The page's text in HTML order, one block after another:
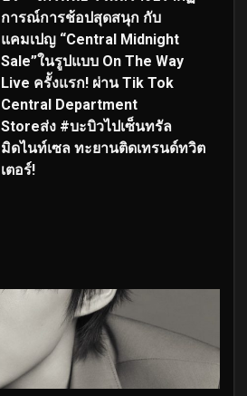
การณ์การช้อปสุดสนุก กับ
แคมเปญ “Central Midnight
Sale”ในรูปแบบ On The Way
Live ครั้งแรก! ผ่าน Tik Tok
Central Department
Storeส่ง #บะบิวไปเซ็นทรัล
มิดไนท์เซล ทะยานติดเทรนด์ทวิต
เตอร์!